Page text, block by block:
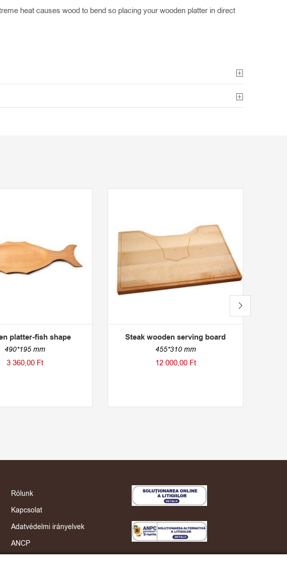
heat causes wood to bend so placing your wooden platter in direct
platter-fish shape
490*195 mm
3 360,00 Ft
Steak wooden serving board
455*310 mm
12 000,00 Ft
Rólunk
Kapcsolat
Adatvédelmi irányelvek
ANCP